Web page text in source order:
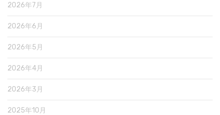
2026年7月
2026年6月
2026年5月
2026年4月
2026年3月
2025年10月